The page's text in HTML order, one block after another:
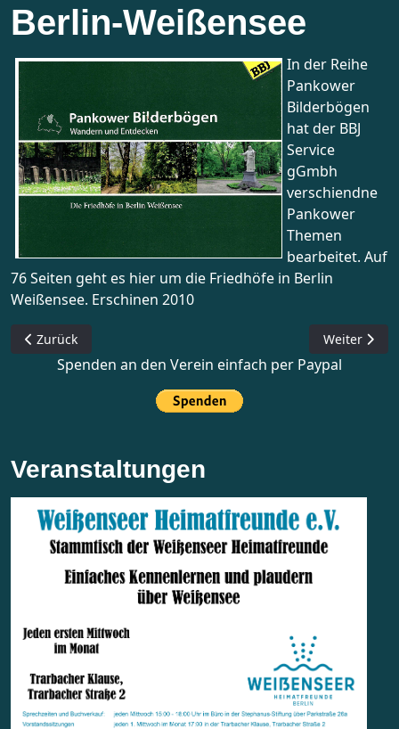
Berlin-Weißensee
In der Reihe
Pankower
Bilderbögen
hat der BBJ
Service
gGmbh
verschiendne
Pankower
Themen
bearbeitet. Auf
76 Seiten geht es hier um die Friedhöfe in Berlin
Weißensee. Erschinen 2010
Vorheriger Beitrag: Weißensee zwischen dem
Zurück Nächster
Weiter
Spenden an den Verein einfach per Paypal
Veranstaltungen